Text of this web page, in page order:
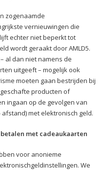
zogenaamde
vernieuwingen die
echter niet beperkt tot
wordt geraakt door AMLD5.
al dan niet namens de
uitgeeft – mogelijk ook
moeten gaan bestrijden bij
producten of
ingaan op de gevolgen van
met elektronisch geld.
met cadeaukaarten
voor anonieme
We